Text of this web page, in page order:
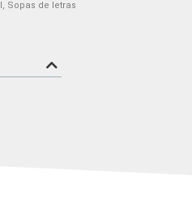
, Sopas de letras